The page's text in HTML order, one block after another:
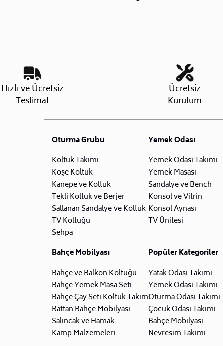
Hızlı ve Ücretsiz
Teslimat
Ücretsiz
Kurulum
Oturma Grubu
Koltuk Takımı
Köşe Koltuk
Kanepe ve Koltuk
Tekli Koltuk ve Berjer
Sallanan Sandalye ve Koltuk
TV Koltuğu
Sehpa
Yemek Odası
Yemek Odası Takımı
Yemek Masası
Sandalye ve Bench
Konsol ve Vitrin
Konsol Aynası
TV Ünitesi
Bahçe Mobilyası
Bahçe ve Balkon Koltuğu
Bahçe Yemek Masa Seti
Bahçe Çay Seti Koltuk Takımı
Rattan Bahçe Mobilyası
Salıncak ve Hamak
Kamp Malzemeleri
Popüler Kategoriler
Yatak Odası Takımı
Yemek Odası Takımı
Oturma Odası Takımı
Çocuk Odası Takımı
Bahçe Mobilyası
Nevresim Takımı